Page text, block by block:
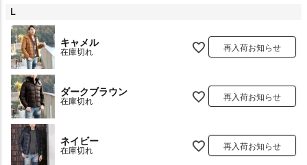
Ｌ
キャメル
在庫切れ 再入荷お知らせ
ダークブラウン
在庫切れ 再入荷お知らせ
ネイビー
在庫切れ 再入荷お知らせ